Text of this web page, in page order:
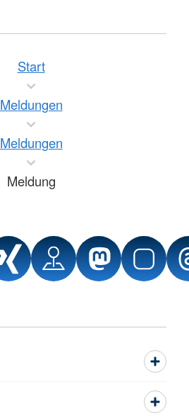
Start
Meldungen
Meldungen
Meldung